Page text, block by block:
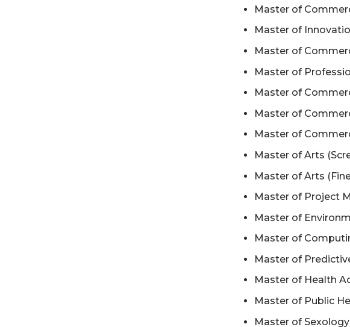
Master of
Master of
Master of
Master of
Master of
Master of
Master of
Master of Arts
Master of Arts
Master of Project
Master of
Master of
Master of
Master of Health
Master of Public
Master of